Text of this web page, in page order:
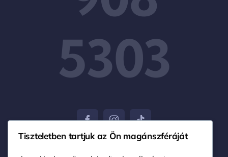
5303
Tiszteletben tartjuk az Ön magánszféráját